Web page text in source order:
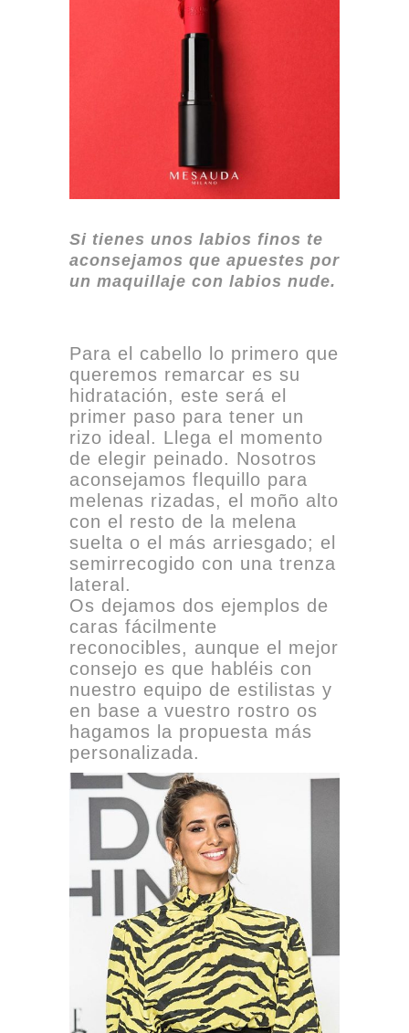
Si tienes unos labios finos te
aconsejamos que apuestes por
un maquillaje con labios nude.
Para el cabello lo primero que
queremos remarcar es su
hidratación, este será el
primer paso para tener un
rizo ideal. Llega el momento
de elegir peinado. Nosotros
aconsejamos flequillo para
melenas rizadas, el moño alto
con el resto de la melena
suelta o el más arriesgado; el
semirrecogido con una trenza
lateral.
Os dejamos dos ejemplos de
caras fácilmente
reconocibles, aunque el mejor
consejo es que habléis con
nuestro equipo de estilistas y
en base a vuestro rostro os
hagamos la propuesta más
personalizada.